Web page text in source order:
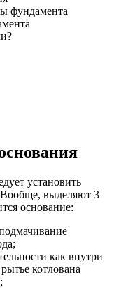
фундамента
установить
выделяют 3
основание:
как внутри
котлована